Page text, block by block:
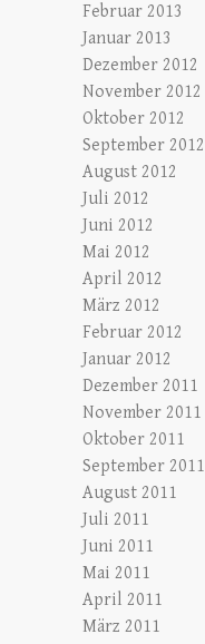
Februar 2013
Januar 2013
Dezember 2012
November 2012
Oktober 2012
September 2012
August 2012
Juli 2012
Juni 2012
Mai 2012
April 2012
März 2012
Februar 2012
Januar 2012
Dezember 2011
November 2011
Oktober 2011
September 2011
August 2011
Juli 2011
Juni 2011
Mai 2011
April 2011
März 2011